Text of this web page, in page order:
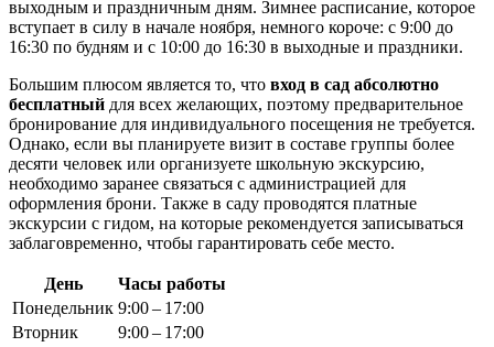
выходным и праздничным дням. Зимнее расписание, которое
вступает в силу в начале ноября, немного короче: с 9:00 до
16:30 по будням и с 10:00 до 16:30 в выходные и праздники.
Большим плюсом является то, что вход в сад абсолютно
бесплатный для всех желающих, поэтому предварительное
бронирование для индивидуального посещения не требуется.
Однако, если вы планируете визит в составе группы более
десяти человек или организуете школьную экскурсию,
необходимо заранее связаться с администрацией для
оформления брони. Также в саду проводятся платные
экскурсии с гидом, на которые рекомендуется записываться
заблаговременно, чтобы гарантировать себе место.
День
Часы работы
Понедельник 9:00 – 17:00
Вторник
9:00 – 17:00